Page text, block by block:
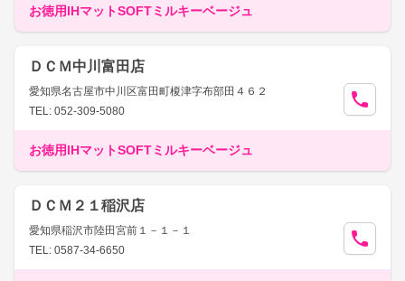
お徳用IHマットSOFTミルキーベージュ
ＤＣＭ中川富田店
愛知県名古屋市中川区富田町榎津字布部田４６２
TEL: 052-309-5080
お徳用IHマットSOFTミルキーベージュ
ＤＣＭ２１稲沢店
愛知県稲沢市陸田宮前１－１－１
TEL: 0587-34-6650